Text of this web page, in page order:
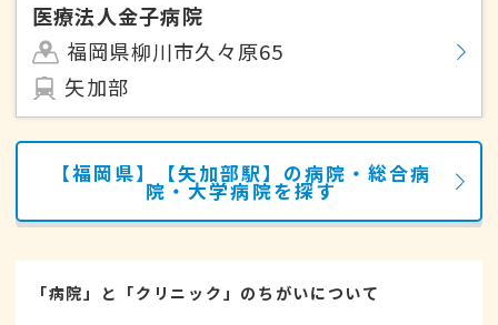
医療法人金子病院
福岡県柳川市久々原65
矢加部
【福岡県】【矢加部駅】の病院・総合病
院・大学病院を探す
「病院」と「クリニック」のちがいについて